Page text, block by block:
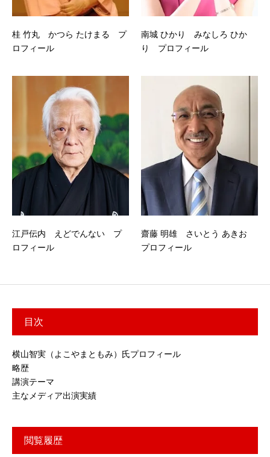
桂 竹丸 かつら たけまる プ
ロフィール
南城 ひかり みなしろ ひか
り プロフィール
江戸伝内 えどでんない プ
ロフィール
齋藤 明雄 さいとう あきお
プロフィール
目次
横山智実（よこやまともみ）氏プロフィール
略歴
講演テーマ
主なメディア出演実績
閲覧履歴